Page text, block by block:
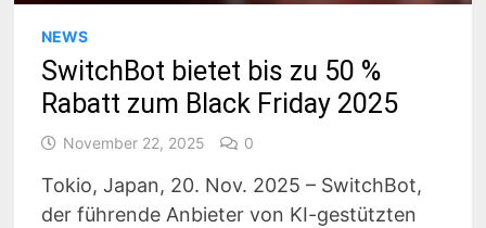
NEWS
SwitchBot bietet bis zu 50 %
Rabatt zum Black Friday 2025
November 22, 2025 0
Tokio, Japan, 20. Nov. 2025 – SwitchBot,
der führende Anbieter von KI-gestützten